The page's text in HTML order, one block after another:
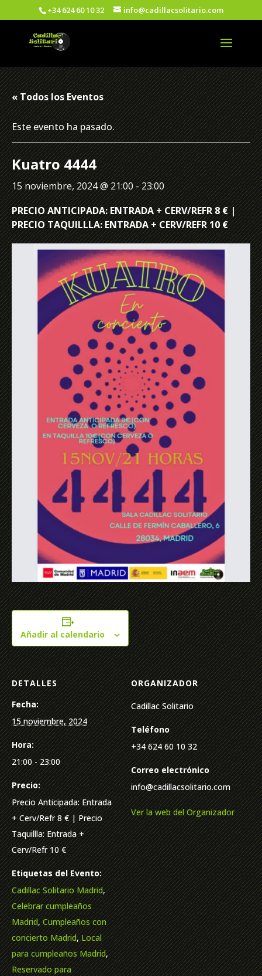
+34 624 60 10 32 info@cadillacsolitario.com
« Todos los Eventos
Este evento ha pasado.
Kuatro 4444
15 noviembre, 2024 @ 21:00-23:00
PRECIO ANTICIPADA: ENTRADA + CERV/REFR 8 € |
PRECIO TAQUILLLA: ENTRADA + CERV/REFR 10 €
Añadir al calendario
DETALLES
Fecha:
15 noviembre, 2024
Hora:
21:00 - 23:00
Precio:
Precio Anticipada: Entrada
+ Cerv/Refr 8 € | Precio
Taquillla: Entrada +
Cerv/Refr 10 €
Etiquetas del Evento:
Cadillac Solitario Madrid,
Celebrar cumpleaños
Madrid,Cumpleaños con
concierto Madrid,Local
para cumpleaños Madrid,
Reservado para
ORGANIZADOR
Cadillac Solitario
Teléfono
+34 624 60 10 32
Correo electrónico
info@cadillacsolitario.com
Ver la web del Organizador